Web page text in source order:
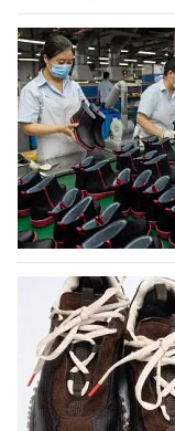
07.08.2026 394
На платформе
условия
дизайнерских
Российский
раздел для
дизайнерских
Бренды также
06.08.2026 558
Объем
2025 году
В 2025 году
практически не